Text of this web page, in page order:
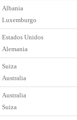
Albania
Luxemburgo
Estados Unidos
Alemania
Suiza
Australia
Australia
Suiza